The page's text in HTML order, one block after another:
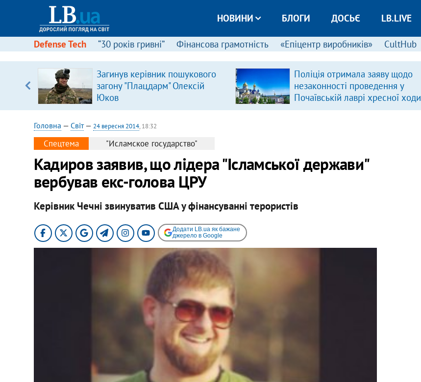
НОВИНИ БЛОГИ ДОСЬЄ LB.LIVE
Defense Tech “30 років гривні” Фінансова грамотність «Епіцентр виробників» CultHub
Загинув керівник пошукового
загону "Плацдарм" Олексій
Юков
Поліція отримала заяву щодо
незаконності проведення у
Почаївській лаврі хресної ходи
Головна — Світ— 24 вересня 2014, 18:32
Спецтема "Исламское государство"
Кадиров заявив, що лідера "Ісламської держави"
вербував екс-голова ЦРУ
Керівник Чечні звинуватив США у фінансуванні терористів
Додати LB.ua як бажане
джерело в Google